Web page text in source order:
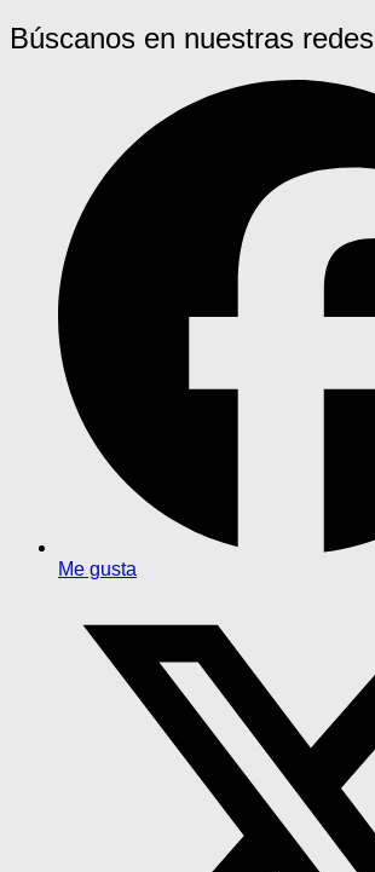
Búscanos en nuestras redes
Me gusta